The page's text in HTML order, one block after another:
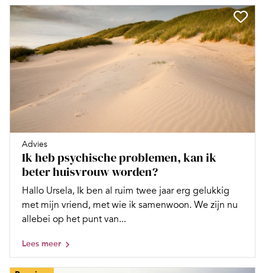
Advies
Ik heb psychische problemen, kan ik
beter huisvrouw worden?
Hallo Ursela, Ik ben al ruim twee jaar erg gelukkig
met mijn vriend, met wie ik samenwoon. We zijn nu
allebei op het punt van...
Lees meer